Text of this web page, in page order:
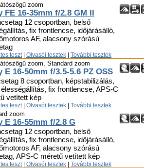
zoom
FE 16-35mm f/2.8 GM II
12 csoportban, belső
fix frontlencse, időjárásálló,
AF, alacsony szórású
teszt Olvasói tesztek További tesztek
zoom, Standard zoom
E 16-50mm f/3.5-5.6 PZ OSS
8 csoportban, képstabilizálás,
élességállítás, fix frontlencse, APS-C
vetített kép
teszt Olvasói tesztek További tesztek
zoom
E 16-55mm f/2.8 G
12 csoportban, belső
fix frontlencse, időjárásálló,
AF, alacsony szórású
APS-C méretű vetített kép
teszt Olvasói tesztek További tesztek